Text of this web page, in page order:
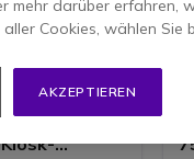
32-
mehr darüber erfahren,
Cookies, wählen Sie
AKZEPTIEREN